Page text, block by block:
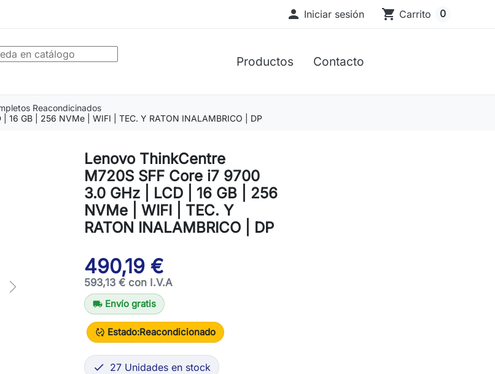
 Iniciar sesión shopping_cart Carrito 0
Productos Contacto
Reacondicinados
GB | 256 NVMe | WIFI | TEC. Y RATON INALAMBRICO | DP
Next
Lenovo ThinkCentre
M720S SFF Core i7 9700
3.0 GHz | LCD | 16 GB | 256
NVMe | WIFI | TEC. Y
RATON INALAMBRICO | DP
490,19 €
593,13 € con I.V.A
local_shipping Envío gratis
published_with_changes Estado:Reacondicionado
 27 Unidades en stock